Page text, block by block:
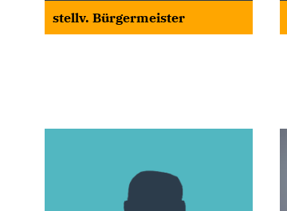
stellv. Bürgermeister